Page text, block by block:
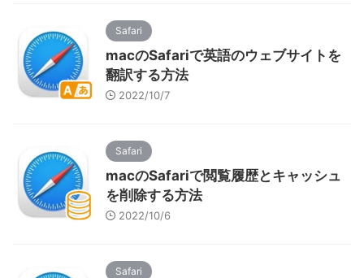
Safari
macのSafariで英語のウェブサイトを
翻訳する方法
2022/10/7
Safari
macのSafariで閲覧履歴とキャッシュ
を削除する方法
2022/10/6
Safari